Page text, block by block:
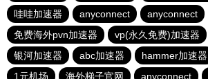
哇哇加速器
anyconnect anyconnect
免费海外pvn加速器
vp(永久免费)加速器
银河加速器
abc加速器 hammer加速器
1元机场
海外梯子官网 anyconnect